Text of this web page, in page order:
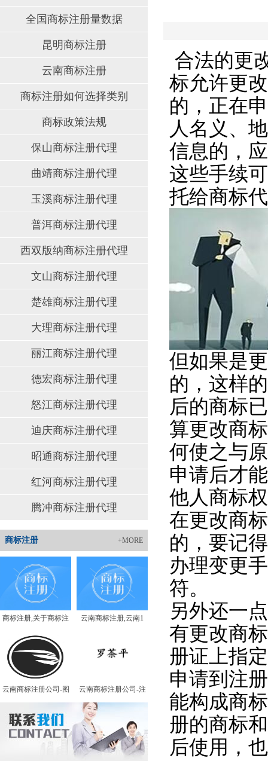
全国商标注册量数据
昆明商标注册
云南商标注册
商标注册如何选择类别
商标政策法规
保山商标注册代理
曲靖商标注册代理
玉溪商标注册代理
普洱商标注册代理
西双版纳商标注册代理
文山商标注册代理
楚雄商标注册代理
大理商标注册代理
丽江商标注册代理
德宏商标注册代理
怒江商标注册代理
迪庆商标注册代理
昭通商标注册代理
红河商标注册代理
腾冲商标注册代理
+MORE
商标注册
商标注册,关于商标注 云南商标注册,云南1
云南商标注册公司-图 云南商标注册公司-注
合法的更
标允许更
的，正在
人名义、
信息的，
这些手续
托给商标
但如果是
的，这样
后的商标
算更改商
何使之与
申请后才
他人商标
在更改商
的，要记
办理变更
符。
另外还一
有更改商
册证上指
申请到注
能构成商
册的商标
后使用，